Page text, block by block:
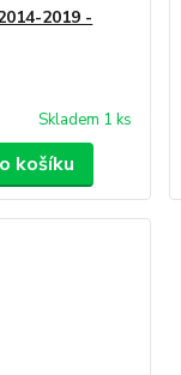
2019 -
Skladem 1 ks
košíku